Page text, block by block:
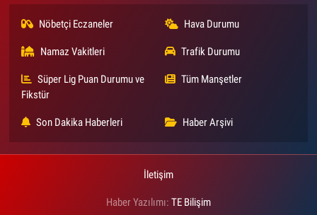
Nöbetçi Eczaneler Hava Durumu
Namaz Vakitleri Trafik Durumu
Süper Lig Puan Durumu ve
Fikstür
Tüm Manşetler
Son Dakika Haberleri Haber Arşivi
İletişim
Haber Yazılımı: TE Bilişim